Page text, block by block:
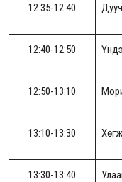
12:35-12:40
12:40-12:50
12:50-13:10
13:10-13:30
13:30-13:40